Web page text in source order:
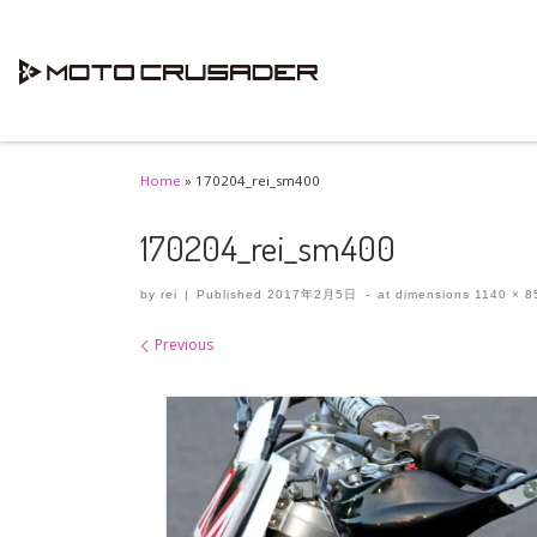
Home » 170204_rei_sm400
170204_rei_sm400
by rei | Published2017年2月5日 - at dimensions 1140 ×
Images navigation
Previous